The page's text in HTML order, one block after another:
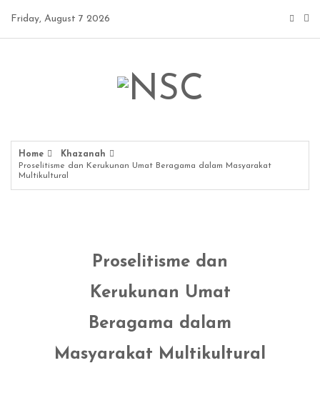
Friday, August 7 2026
Home
Khazanah
Proselitisme dan Kerukunan Umat Beragama dalam Masyarakat
Multikultural
Proselitisme dan
Kerukunan Umat
Beragama dalam
Masyarakat Multikultural